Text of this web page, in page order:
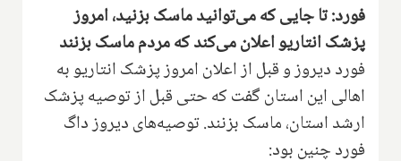
فورد: تا جایی که می‌توانید ماسک بزنید، امروز
پزشک انتاریو اعلان می‌کند که مردم ماسک بزنند
فورد دیروز و قبل از اعلان امروز پزشک انتاریو به
اهالی این استان گفت که حتی قبل از توصیه پزشک
ارشد استان، ماسک بزنند. توصیه‌های دیروز داگ
فورد چنین بود: